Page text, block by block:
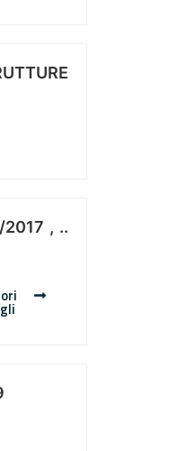
2017 , ..